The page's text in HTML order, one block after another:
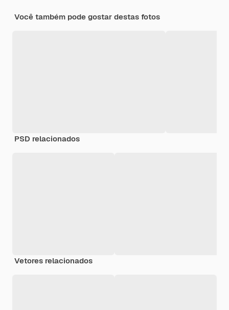
Você também pode gostar destas fotos
PSD relacionados
Vetores relacionados